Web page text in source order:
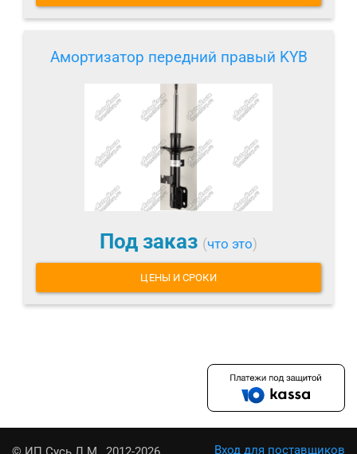
Амортизатор передний правый KYB
Под заказ (что это)
ЦЕНЫ И СРОКИ
Вход для поставщиков